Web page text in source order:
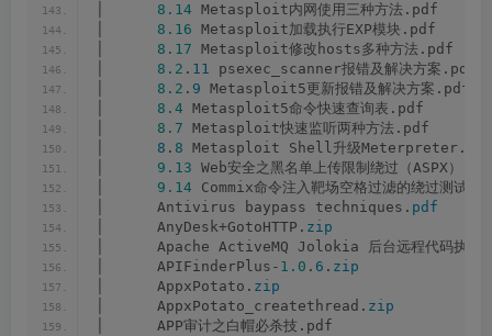
8.14 Metasploit内网使用三种方法.pdf
8.16 Metasploit加载执行EXP模块.pdf
8.17 Metasploit修改hosts多种方法.pdf
8.2 . 11 psexec_scanner报错及解决方案.pdf
8.2 . 9 Metasploit5更新报错及解决方案.pdf
8.4 Metasploit5命令快速查询表.pdf
8.7 Metasploit快速监听两种方法.pdf
8 . 8 Metasploit Shell升级Meterpreter.
9.13 Web安全之黑名单上传限制绕过（ASPX）
9.14 Commix命令注入靶场空格过滤的绕过测试
│      Antivirus baypass techniques. pdf
│      AnyDesk+GotoHTTP. zip
│      Apache ActiveMQ Jolokia 后台远程代码执行漏
│      APIFinderPlus- 1.0 . 6 . zip
│      AppxPotato. zip
│      AppxPotato_createthread. zip
│      APP审计之白帽必杀技.pdf